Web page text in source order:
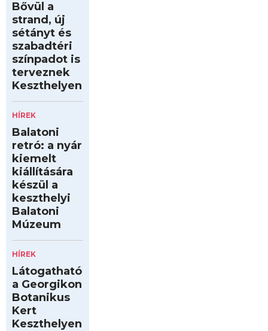
Bővül a
strand, új
sétányt és
szabadtéri
színpadot is
terveznek
Keszthelyen
HÍREK
Balatoni
retró: a nyár
kiemelt
kiállítására
készül a
keszthelyi
Balatoni
Múzeum
HÍREK
Látogatható
a Georgikon
Botanikus
Kert
Keszthelyen